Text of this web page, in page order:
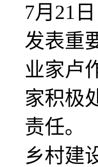
7月21
发表重
业家卢
家积极
责任。
乡村建